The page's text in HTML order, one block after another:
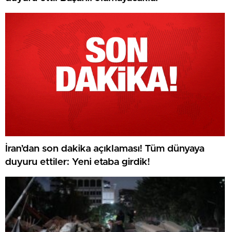
İran’dan son dakika açıklaması! Tüm dünyaya
duyuru ettiler: Yeni etaba girdik!